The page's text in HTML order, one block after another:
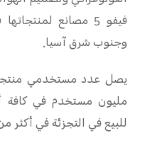
فيفو 5 مصانع
وجنوب شرق آسيا.
مليون مستخدم في كافة
للبيع في التجزئة في أكثر من 1000 مدينة حول